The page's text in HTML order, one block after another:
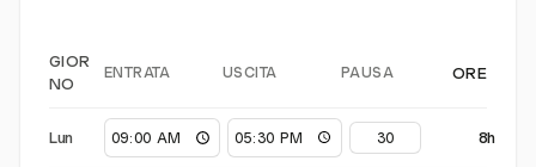
GIOR
NO
ENTRATA USCITA PAUSA ORE
Lun 8h